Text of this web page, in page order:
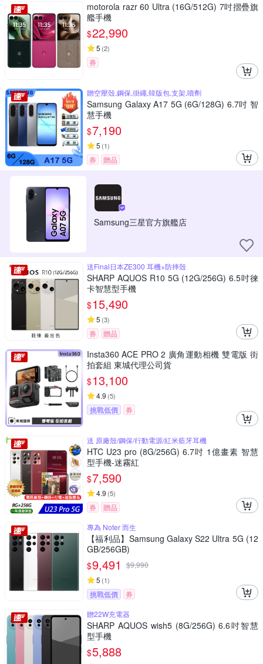
motorola razr 60 Ultra (16G/512G) 7吋摺疊旗
艦手機
$22,990
5 (2)
券
贈空壓殼,鋼保,掛繩,韓版包,支架,噴劑
Samsung Galaxy A17 5G (6G/128G) 6.7吋 智
慧手機
$7,190
5 (1)
券 贈品
Samsung三星官方旗艦店
送Final日本ZE300 耳機+防摔殼
SHARP AQUOS R10 5G (12G/256G) 6.5吋徠
卡智慧型手機
$15,490
5 (3)
券 贈品
Insta360 ACE PRO 2 廣角運動相機 雙電版 街
拍套組 東城代理公司貨
$13,100
4.9 (5)
挑戰低價 券
送 原廠殼/鋼保/行動電源/紅米藍牙耳機
HTC U23 pro (8G/256G) 6.7吋 1億畫素 智慧
型手機-迷霧紅
$7,590
4.9 (5)
券
贈品
專為 Noter 而生
【福利品】Samsung Galaxy S22 Ultra 5G (12
GB/256GB)
$9,491 $9,990
5 (1)
挑戰低價
券
贈22W充電器
SHARP AQUOS wish5 (8G/256G) 6.6吋智慧
型手機
$5,888